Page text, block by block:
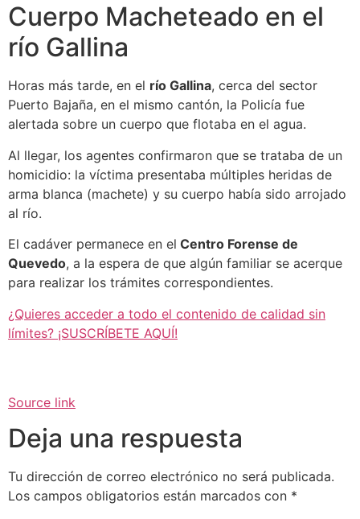
Cuerpo Macheteado en el
río Gallina
Horas más tarde, en el río Gallina, cerca del sector
Puerto Bajaña, en el mismo cantón, la Policía fue
alertada sobre un cuerpo que flotaba en el agua.
Al llegar, los agentes confirmaron que se trataba de un
homicidio: la víctima presentaba múltiples heridas de
arma blanca (machete) y su cuerpo había sido arrojado
al río.
El cadáver permanece en el Centro Forense de
Quevedo, a la espera de que algún familiar se acerque
para realizar los trámites correspondientes.
¿Quieres acceder a todo el contenido de calidad sin
límites? ¡SUSCRÍBETE AQUÍ!
Source link
Deja una respuesta
Tu dirección de correo electrónico no será publicada.
Los campos obligatorios están marcados con *